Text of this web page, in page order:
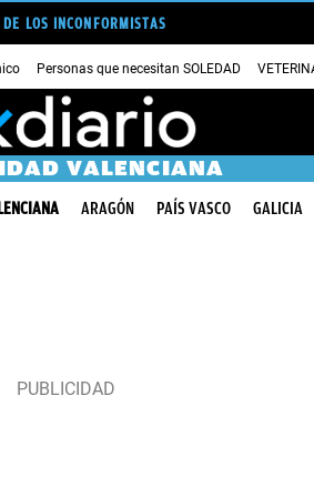
LOS INCONFORMISTAS
Personas que necesitan SOLEDAD
VALENCIANA
ARAGÓN PAÍS VASCO GALICIA